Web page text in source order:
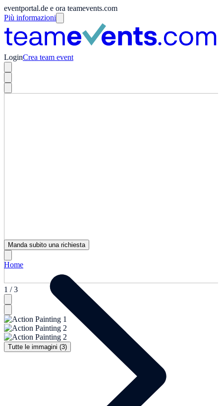
eventportal.de e ora teamevents.com
Più informazioni
LoginCrea team event
1 / 3
Tutte le immagini (3)
Manda subito una richiesta
Home